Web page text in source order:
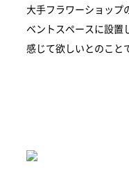
大手フラワーショップ
ベントスペースに設置
感じて欲しいとのこと